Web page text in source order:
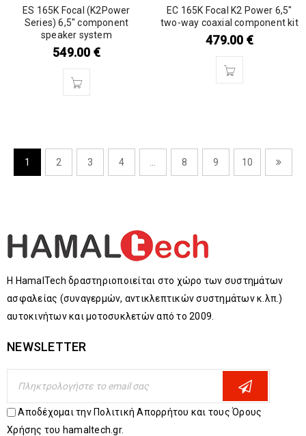
ES 165K Focal (K2Power
Series) 6,5″ component
speaker system
549.00 €
EC 165K Focal K2 Power 6,5″
two-way coaxial component kit
479.00 €
1 2 3 4 8 9 10
Η HamalTech δραστηριοποιείται στο χώρο των συστημάτων
ασφαλείας (συναγερμών, αντικλεπτικών συστημάτων κ.λπ.)
αυτοκινήτων και μοτοσυκλετών από το 2009.
NEWSLETTER
Αποδέχομαι την Πολιτική Απορρήτου και τους Όρους
Χρήσης του hamaltech.gr.